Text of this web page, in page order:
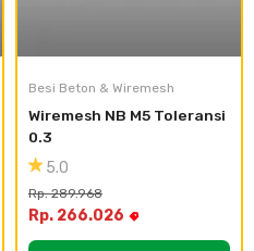
Besi Beton & Wiremesh
Wiremesh NB M5 Toleransi
0.3
5.0
Rp. 289.968
Rp. 266.026